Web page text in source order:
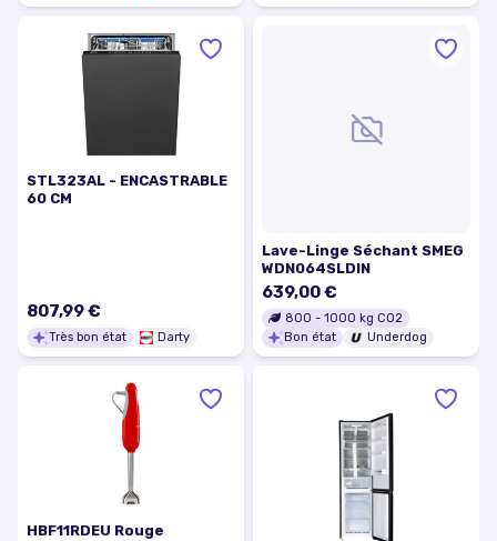
STL323AL - ENCASTRABLE
60 CM
807,99 €
Très bon état Darty
Lave-Linge Séchant SMEG
WDN064SLDIN
639,00 €
800 - 1000 kg CO2
Bon état
Underdog
HBF11RDEU Rouge